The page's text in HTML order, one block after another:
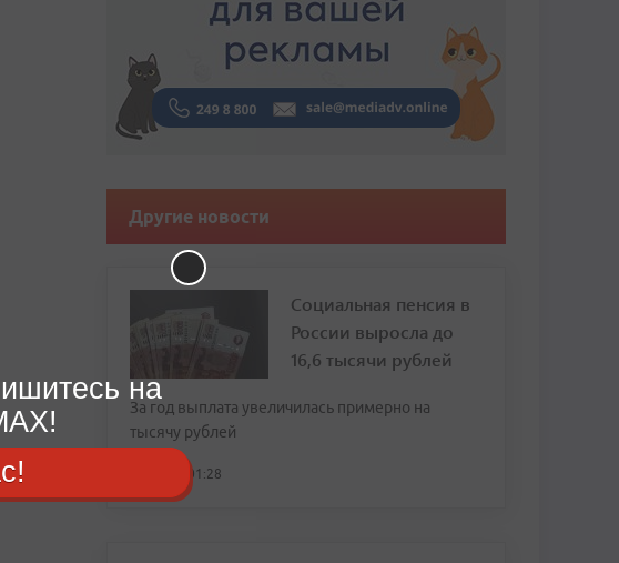
Другие новости
Социальная пенсия в
России выросла до
16,6 тысячи рублей
За год выплата увеличилась примерно на
тысячу рублей
сегодня, 01:28
на